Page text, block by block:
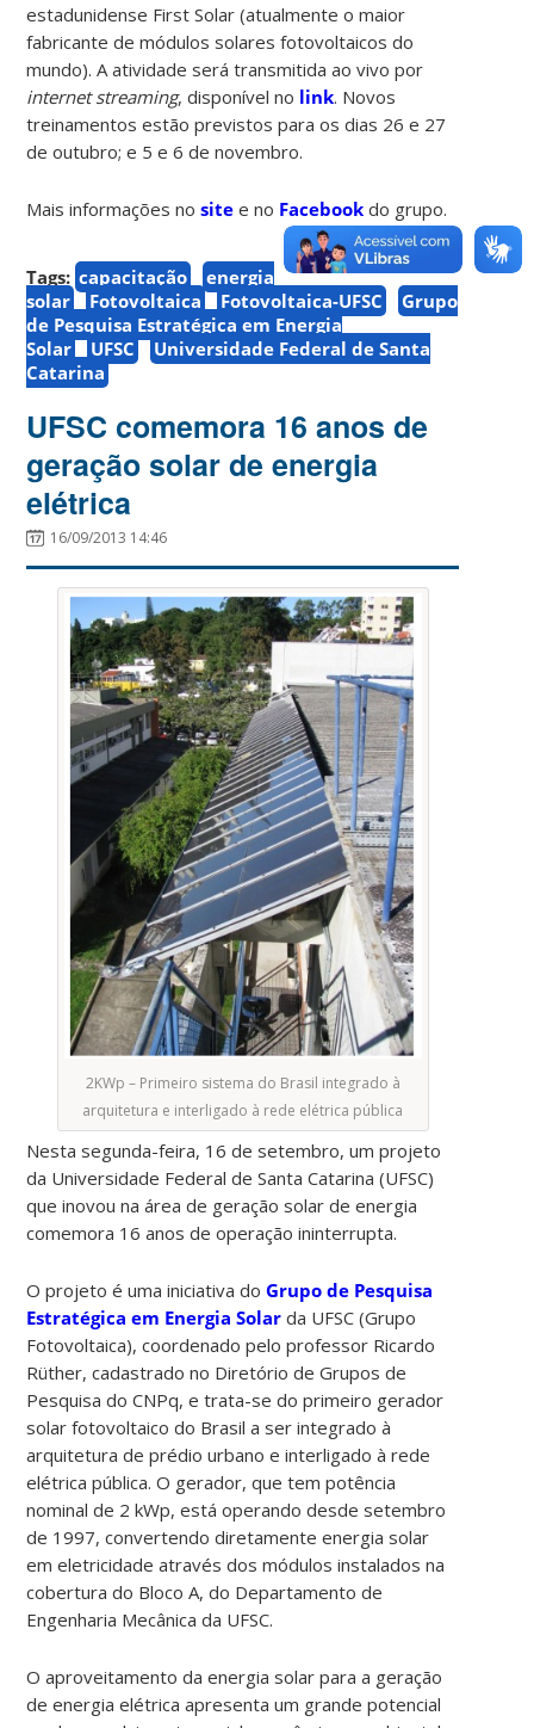
estadunidense First Solar (atualmente o maior
fabricante de módulos solares fotovoltaicos do
mundo). A atividade será transmitida ao vivo por
internet streaming, disponível no link. Novos
treinamentos estão previstos para os dias 26 e 27
de outubro; e 5 e 6 de novembro.
Mais informações nositee no Facebook do grupo.
Tags: capacitação
energia
solar
Fotovoltaica Fotovoltaica-UFSC
Grupo
de Pesquisa Estratégica em Energia
Solar
UFSC
Universidade Federal de Santa
Catarina
UFSC comemora 16 anos de
geração solar de energia
elétrica
16/09/2013 14:46
2KWp – Primeiro sistema do Brasil integrado à
arquitetura e interligado à rede elétrica pública
Nesta segunda-feira, 16 de setembro, um projeto
da Universidade Federal de Santa Catarina (UFSC)
que inovou na área de geração solar de energia
comemora 16 anos de operação ininterrupta.
O projeto é uma iniciativa doGrupo de Pesquisa
Estratégica em Energia Solar da UFSC (Grupo
Fotovoltaica), coordenado pelo professor Ricardo
Rüther, cadastrado no Diretório de Grupos de
Pesquisa do CNPq, e trata-se do primeiro gerador
solar fotovoltaico do Brasil a ser integrado à
arquitetura de prédio urbano e interligado à rede
elétrica pública. O gerador, que tem potência
nominal de 2 kWp, está operando desde setembro
de 1997, convertendo diretamente energia solar
em eletricidade através dos módulos instalados na
cobertura do Bloco A, do Departamento de
Engenharia Mecânica da UFSC.
O aproveitamento da energia solar para a geração
de energia elétrica apresenta um grande potencial